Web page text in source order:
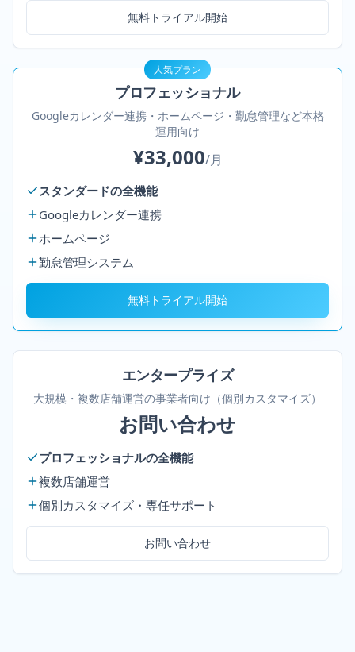
無料トライアル開始
人気プラン
プロフェッショナル
Googleカレンダー連携・ホームページ・勤怠管理など本格
運用向け
¥33,000/月
スタンダードの全機能
Googleカレンダー連携
ホームページ
勤怠管理システム
無料トライアル開始
エンタープライズ
大規模・複数店舗運営の事業者向け（個別カスタマイズ）
お問い合わせ
プロフェッショナルの全機能
複数店舗運営
個別カスタマイズ・専任サポート
お問い合わせ